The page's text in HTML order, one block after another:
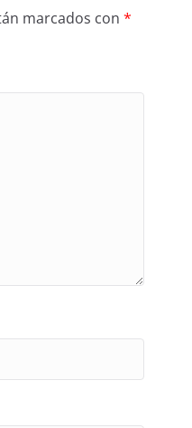
marcados con *